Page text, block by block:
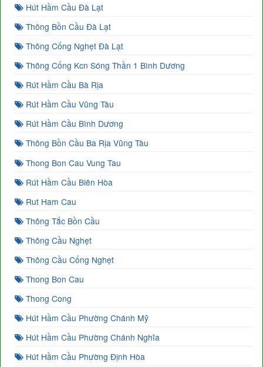
Hút Hầm Cầu Đà Lạt
Thông Bồn Cầu Đà Lạt
Thông Cống Nghẹt Đà Lạt
Thông Cống Kcn Sóng Thần 1 Bình Dương
Rút Hầm Cầu Bà Rịa
Rút Hầm Cầu Vũng Tàu
Rút Hầm Cầu Bình Dương
Thông Bồn Cầu Ba Rịa Vũng Tàu
Thong Bon Cau Vung Tau
Rút Hầm Cầu Biên Hòa
Rut Ham Cau
Thông Tắc Bồn Cầu
Thông Cầu Nghẹt
Thông Cầu Cống Nghẹt
Thong Bon Cau
Thong Cong
Hút Hầm Cầu Phường Chánh Mỹ
Hút Hầm Cầu Phường Chánh Nghĩa
Hút Hầm Cầu Phường Định Hòa